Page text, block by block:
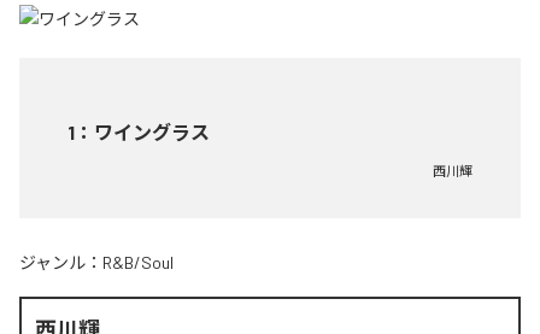
1 ： ワイングラス
西川輝
ジャンル： R&B/Soul